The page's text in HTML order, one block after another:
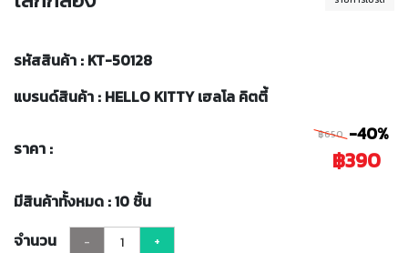
รหัสสินค้า : KT-50128
แบรนด์สินค้า : HELLO KITTY เฮลโล คิตตี้
ราคา :
฿650 -40%
฿390
มีสินค้าทั้งหมด : 10 ชิ้น
จำนวน
- +